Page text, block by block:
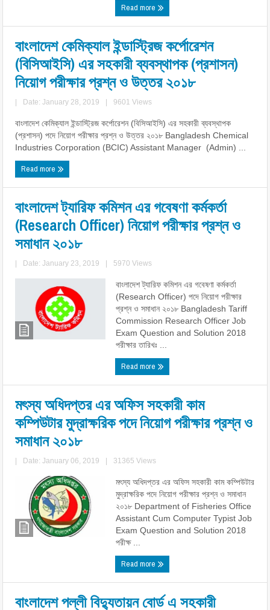
Read more
বাংলাদেশ কেমিক্যাল ইন্ডাস্ট্রিজ কর্পোরেশন
(বিসিআইসি) এর সহকারী ব্যবস্থাপক (প্রশাসন)
নিয়োগ পরীক্ষার প্রশ্ন ও উত্তর ২০১৮
Date: January 28, 2019 9601 Views
বাংলাদেশ কেমিক্যাল ইন্ডাস্ট্রিজ কর্পোরেশন (বিসিআইসি) এর সহকারী ব্যবস্থাপক
(প্রশাসন) পদে নিয়োগ পরীক্ষার প্রশ্ন ও উত্তর ২০১৮ Bangladesh Chemical
Industries Corporation (BCIC) Assistant Manager (Admin) ...
Read more
বাংলাদেশ ট্যারিফ কমিশন এর গবেষণা কর্মকর্তা
(Research Officer) নিয়োগ পরীক্ষার প্রশ্ন ও
সমাধান ২০১৮
Date: January 23, 2019 5970 Views
বাংলাদেশ ট্যারিফ কমিশন এর গবেষণা কর্মকর্তা
(Research Officer) পদে নিয়োগ পরীক্ষার
প্রশ্ন ও সমাধান ২০১৮ Bangladesh Tariff
Commission Research Officer Job
Exam Question and Solution 2018
পরীক্ষার তারিখঃ ...
Read more
মৎস্য অধিদপ্তর এর অফিস সহকারী কাম
কম্পিউটার মুদ্রাক্ষরিক পদে নিয়োগ পরীক্ষার প্রশ্ন ও
সমাধান ২০১৮
Date: January 06, 2019 31365 Views
মৎস্য অধিদপ্তর এর অফিস সহকারী কাম কম্পিউটার
মুদ্রাক্ষরিক পদে নিয়োগ পরীক্ষার প্রশ্ন ও সমাধান
২০১৮ Department of Fisheries Office
Assistant Cum Computer Typist Job
Exam Question and Solution 2018
পরীক্ষ ...
Read more
বাংলাদেশ পল্লী বিদ্যুতায়ন বোর্ড এ সহকারী